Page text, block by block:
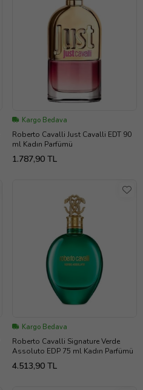
Kargo Bedava
Roberto Cavalli Just Cavalli EDT 90
ml Kadın Parfümü
1.787,90 TL
Kargo Bedava
Roberto Cavalli Signature Verde
Assoluto EDP 75 ml Kadın Parfümü
4.513,90 TL